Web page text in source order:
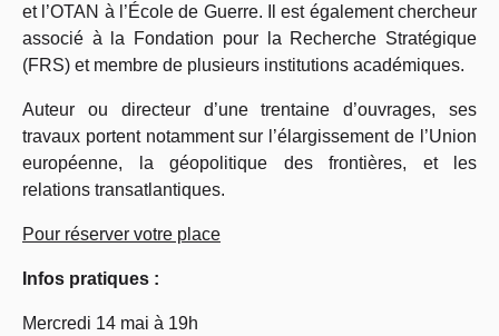
et l’OTAN à l’École de Guerre. Il est également chercheur
associé à la Fondation pour la Recherche Stratégique
(FRS) et membre de plusieurs institutions académiques.
Auteur ou directeur d’une trentaine d’ouvrages, ses
travaux portent notamment sur l’élargissement de l’Union
européenne, la géopolitique des frontières, et les
relations transatlantiques.
Pour réserver votre place
Infos pratiques :
Mercredi 14 mai à 19h